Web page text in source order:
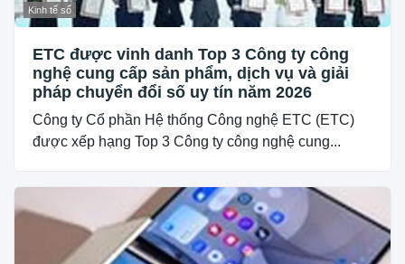
Kinh tế số
ETC được vinh danh Top 3 Công ty công
nghệ cung cấp sản phẩm, dịch vụ và giải
pháp chuyển đổi số uy tín năm 2026
Công ty Cổ phần Hệ thống Công nghệ ETC (ETC)
được xếp hạng Top 3 Công ty công nghệ cung...